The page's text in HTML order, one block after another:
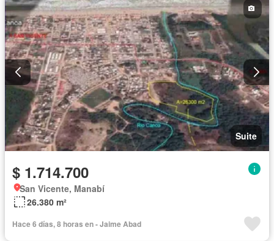
Suite
$ 1.714.700
San Vicente, Manabí
26.380 m²
Hace 6 días, 8 horas en - Jaime Abad